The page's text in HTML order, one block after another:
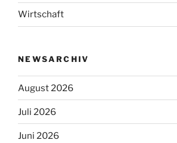
Wirtschaft
NEWSARCHIV
August 2026
Juli 2026
Juni 2026